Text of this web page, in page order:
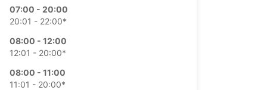
07:00 - 20:00
20:01 - 22:00*
08:00 - 12:00
12:01 - 20:00*
08:00 - 11:00
11:01 - 20:00*